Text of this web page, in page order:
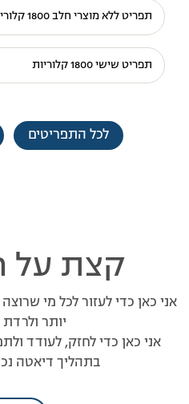
תפריט ללא מוצרי חלב 1800 קלוריות
תפריט שישי 1800 קלוריות
לכל התפריטים
קצת על
אני כאן כדי לעזור לכל מי
יותר
אני כאן כדי לחזק, לעודד
בתהליך דיאטה